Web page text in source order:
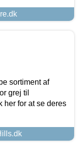
sortiment af
grej til
her for at se deres